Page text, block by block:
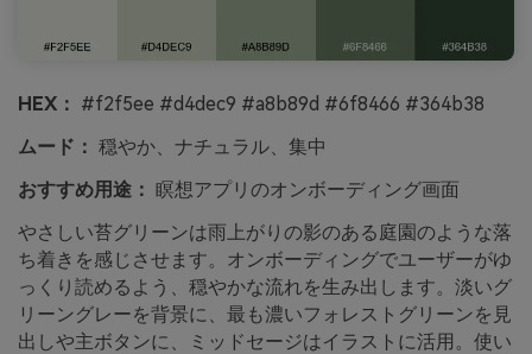
HEX： #f2f5ee #d4dec9 #a8b89d #6f8466 #364b38
ムード： 穏やか、ナチュラル、集中
おすすめ用途： 瞑想アプリのオンボーディング画面
やさしい苔グリーンは雨上がりの影のある庭園のような落
ち着きを感じさせます。オンボーディングでユーザーがゆ
っくり読めるよう、穏やかな流れを生み出します。淡いグ
リーングレーを背景に、最も濃いフォレストグリーンを見
出しや主ボタンに、ミッドセージはイラストに活用。使い